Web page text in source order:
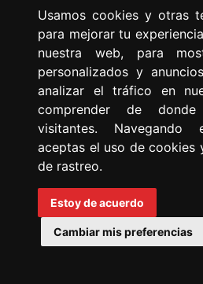
Usamos cookies y otras
para mejorar tu
nuestra web, para
personalizados y
analizar el tráfico en
comprender de
visitantes.
aceptas el uso de cookies
de rastreo.
Estoy de acuerdo
Cambiar mis preferencias
Spanish
for People
Ferraz 16 · 28008 · Madrid ·
Legal warning ·Privacy